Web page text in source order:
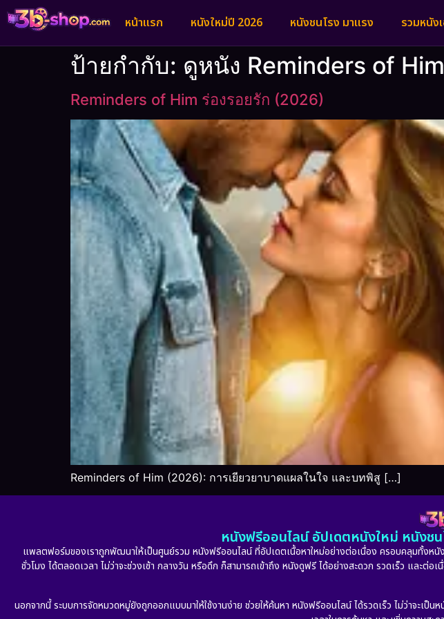
หน้าแรก หนังใหม่ปี 2026 หนังชนโรง มาแรง รวมหนัง
ป้ายกำกับ: ดูหนัง Reminders of Him
Reminders of Him ร่องรอยรัก (2026)
Reminders of Him (2026): การเยียวยาบาดแผลในใจ และบทพิสู […]
หนังฟรีออนไลน์ อัปเดตหนังใหม่ หนังช
แพลตฟอร์มของเราถูกพัฒนาให้เป็นศูนย์รวม หนังฟรีออนไลน์ ที่อัปเดตเนื้อหาใหม่อย่างต่อเนื่อง ครอบคลุมทั้งห
ชั่วโมง ได้ตลอดเวลา ไม่ว่าจะช่วงเช้า กลางวัน หรือดึก ก็สามารถเข้าถึง หนังดูฟรี ได้อย่างสะดวก รวดเร็ว แล
นอกจากนี้ ระบบการจัดหมวดหมู่ยังถูกออกแบบมาให้ใช้งานง่าย ช่วยให้ค้นหา หนังฟรีออนไลน์ ได้รวดเร็ว ไม่ว่าจะ